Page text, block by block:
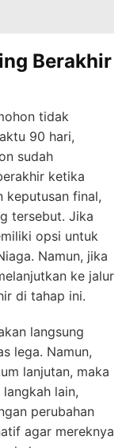
Berakhir
tidak
90 hari,
sudah
ketika
keputusan final,
tersebut. Jika
opsi untuk
Namun, jika
ke jalur
di tahap ini.
langsung
lega. Namun,
lanjutan, maka
lain,
perubahan
agar mereknya